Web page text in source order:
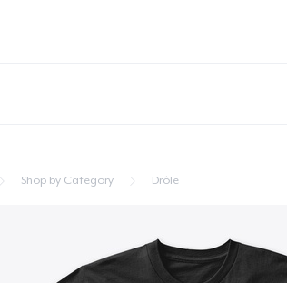
Shop by Category Drôle